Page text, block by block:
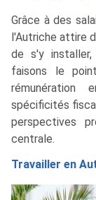
Grâce à des
l'Autriche attire
de s'y
faisons le
rémunération
spécificités
perspectives
centrale.
Travailler en